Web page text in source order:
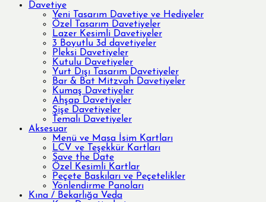
Davetiye
Yeni Tasarım Davetiye ve Hediyeler
Özel Tasarım Davetiyeler
Lazer Kesimli Davetiyeler
3 Boyutlu 3d davetiyeler
Pleksi Davetiyeler
Kutulu Davetiyeler
Yurt Dışı Tasarım Davetiyeler
Bar & Bat Mitzvah Davetiyeler
Kumaş Davetiyeler
Ahşap Davetiyeler
Şişe Davetiyeler
Temalı Davetiyeler
Aksesuar
Menü ve Masa İsim Kartları
LCV ve Teşekkür Kartları
Save the Date
Özel Kesimli Kartlar
Peçete Baskıları ve Peçetelikler
Yönlendirme Panoları
Kına / Bekarlığa Veda